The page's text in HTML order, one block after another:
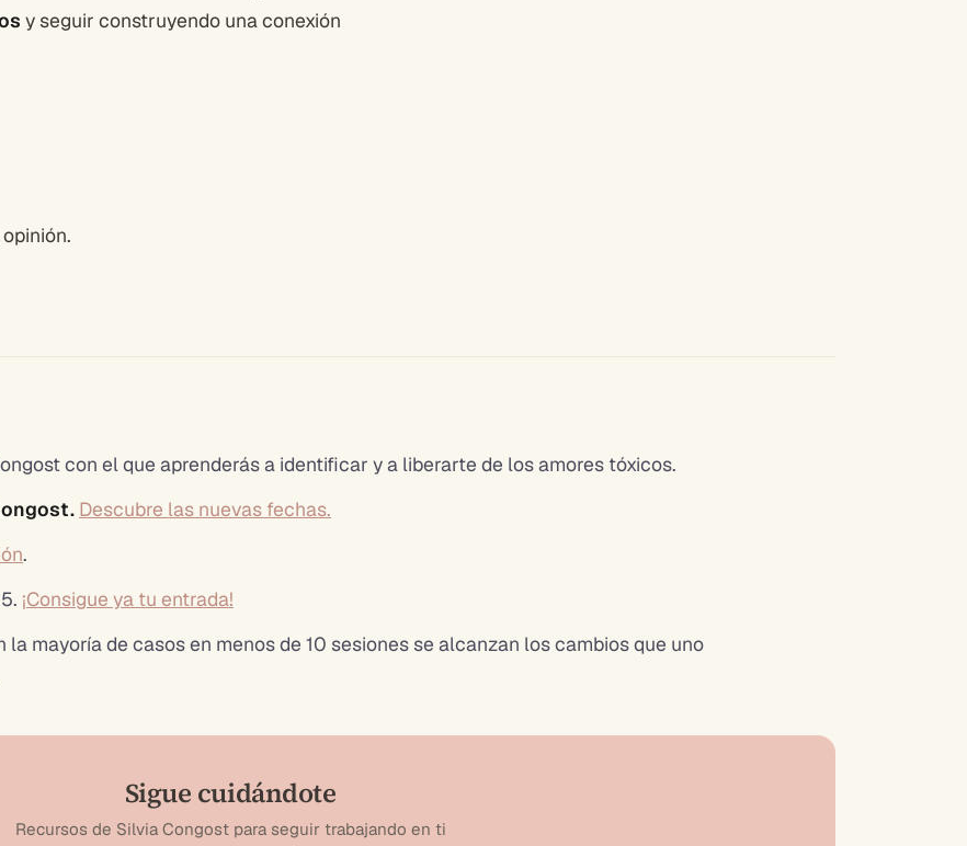
y seguir construyendo una conexión
con el que aprenderás a identificar y a liberarte de los amores tóxicos.
Descubre las nuevas fechas.
.
¡Consigue ya tu entrada!
mayoría de casos en menos de 10 sesiones se alcanzan los cambios que uno
Sigue cuidándote
Recursos de Silvia Congost para seguir trabajando en ti